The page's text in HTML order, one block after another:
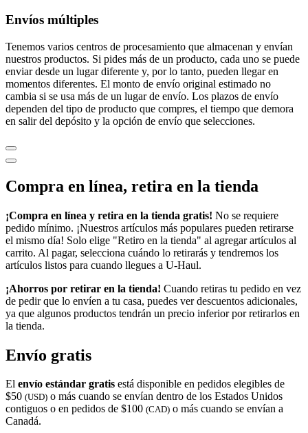
Envíos múltiples
Tenemos varios centros de procesamiento que almacenan y envían
nuestros productos. Si pides más de un producto, cada uno se puede
enviar desde un lugar diferente y, por lo tanto, pueden llegar en
momentos diferentes. El monto de envío original estimado no
cambia si se usa más de un lugar de envío. Los plazos de envío
dependen del tipo de producto que compres, el tiempo que demora
en salir del depósito y la opción de envío que selecciones.
Compra en línea, retira en la tienda
¡Compra en línea y retira en la tienda gratis! No se requiere
pedido mínimo. ¡Nuestros artículos más populares pueden retirarse
el mismo día! Solo elige "Retiro en la tienda" al agregar artículos al
carrito. Al pagar, selecciona cuándo lo retirarás y tendremos los
artículos listos para cuando llegues a U-Haul.
¡Ahorros por retirar en la tienda! Cuando retiras tu pedido en vez
de pedir que lo envíen a tu casa, puedes ver descuentos adicionales,
ya que algunos productos tendrán un precio inferior por retirarlos en
la tienda.
Envío gratis
El envío estándar gratis está disponible en pedidos elegibles de
$50 (USD) o más cuando se envían dentro de los Estados Unidos
contiguos o en pedidos de $100 (CAD) o más cuando se envían a
Canadá.